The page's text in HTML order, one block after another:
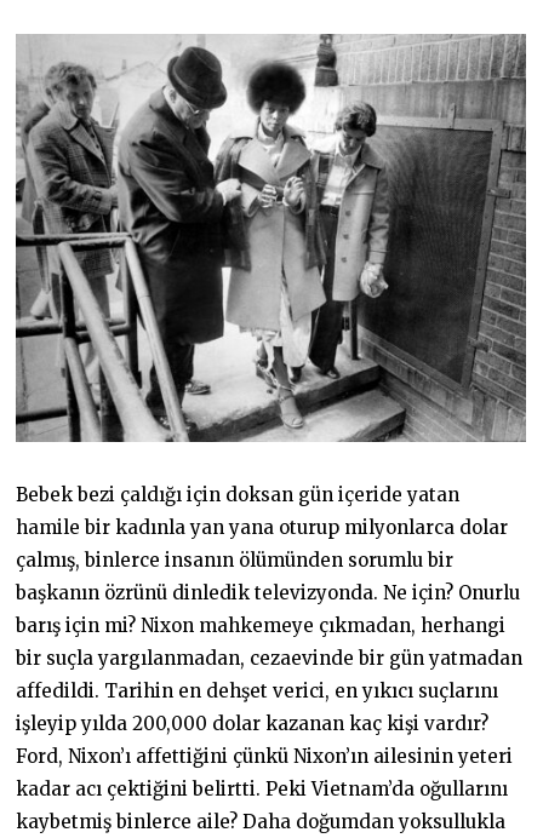
Bebek bezi çaldığı için doksan gün içeride yatan
hamile bir kadınla yan yana oturup milyonlarca dolar
çalmış, binlerce insanın ölümünden sorumlu bir
başkanın özrünü dinledik televizyonda. Ne için? Onurlu
barış için mi? Nixon mahkemeye çıkmadan, herhangi
bir suçla yargılanmadan, cezaevinde bir gün yatmadan
affedildi. Tarihin en dehşet verici, en yıkıcı suçlarını
işleyip yılda 200,000 dolar kazanan kaç kişi vardır?
Ford, Nixon’ı affettiğini çünkü Nixon’ın ailesinin yeteri
kadar acı çektiğini belirtti. Peki Vietnam’da oğullarını
kaybetmiş binlerce aile? Daha doğumdan yoksullukla